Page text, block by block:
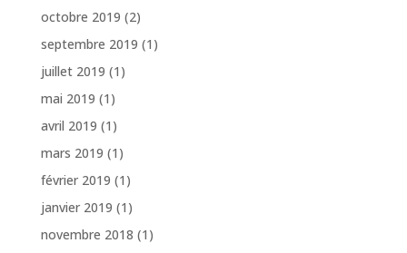
octobre 2019 (2)
septembre 2019 (1)
juillet 2019 (1)
mai 2019 (1)
avril 2019 (1)
mars 2019 (1)
février 2019 (1)
janvier 2019 (1)
novembre 2018 (1)